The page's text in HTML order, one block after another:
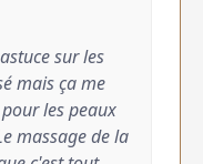
sur les
mais ça me
les peaux
massage de la